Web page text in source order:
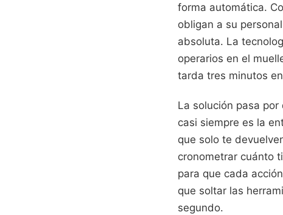
forma automática.
obligan a su
absoluta. La
operarios en el
tarda tres minutos
La solución pasa
casi siempre es la
que solo te
cronometrar cuánto
para que cada
que soltar las
segundo.